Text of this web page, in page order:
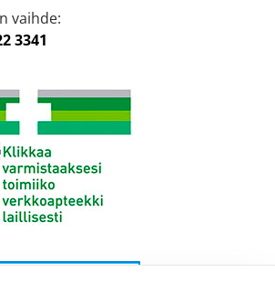
vaihde:
3341